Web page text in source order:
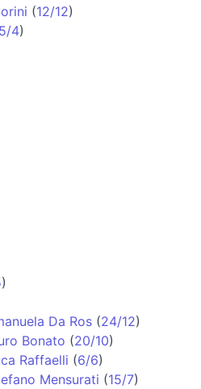
(12/12)
4)
)
Da Ros (24/12)
Bonato (20/10)
Raffaelli (6/6)
Mensurati (15/7)